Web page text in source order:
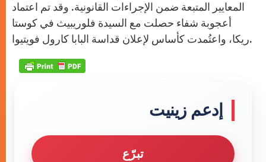
المعايير المتبعة ضمن الإجراءات القانونية. وقد تم اعتماد
أعجوبة شفاء حصلت مع السيدة فلوريبيث في كوستا
ريكا، واعتُمدت كأساس لإعلان قداسة البابا كارول فويتيوا.
إدعم زينيت
تبرّع